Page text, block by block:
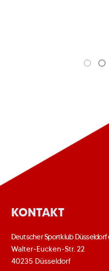
KONTAKT
Deutscher Sportklub Düsseldorf
Walter-Eucken-Str. 22
40235 Düsseldorf